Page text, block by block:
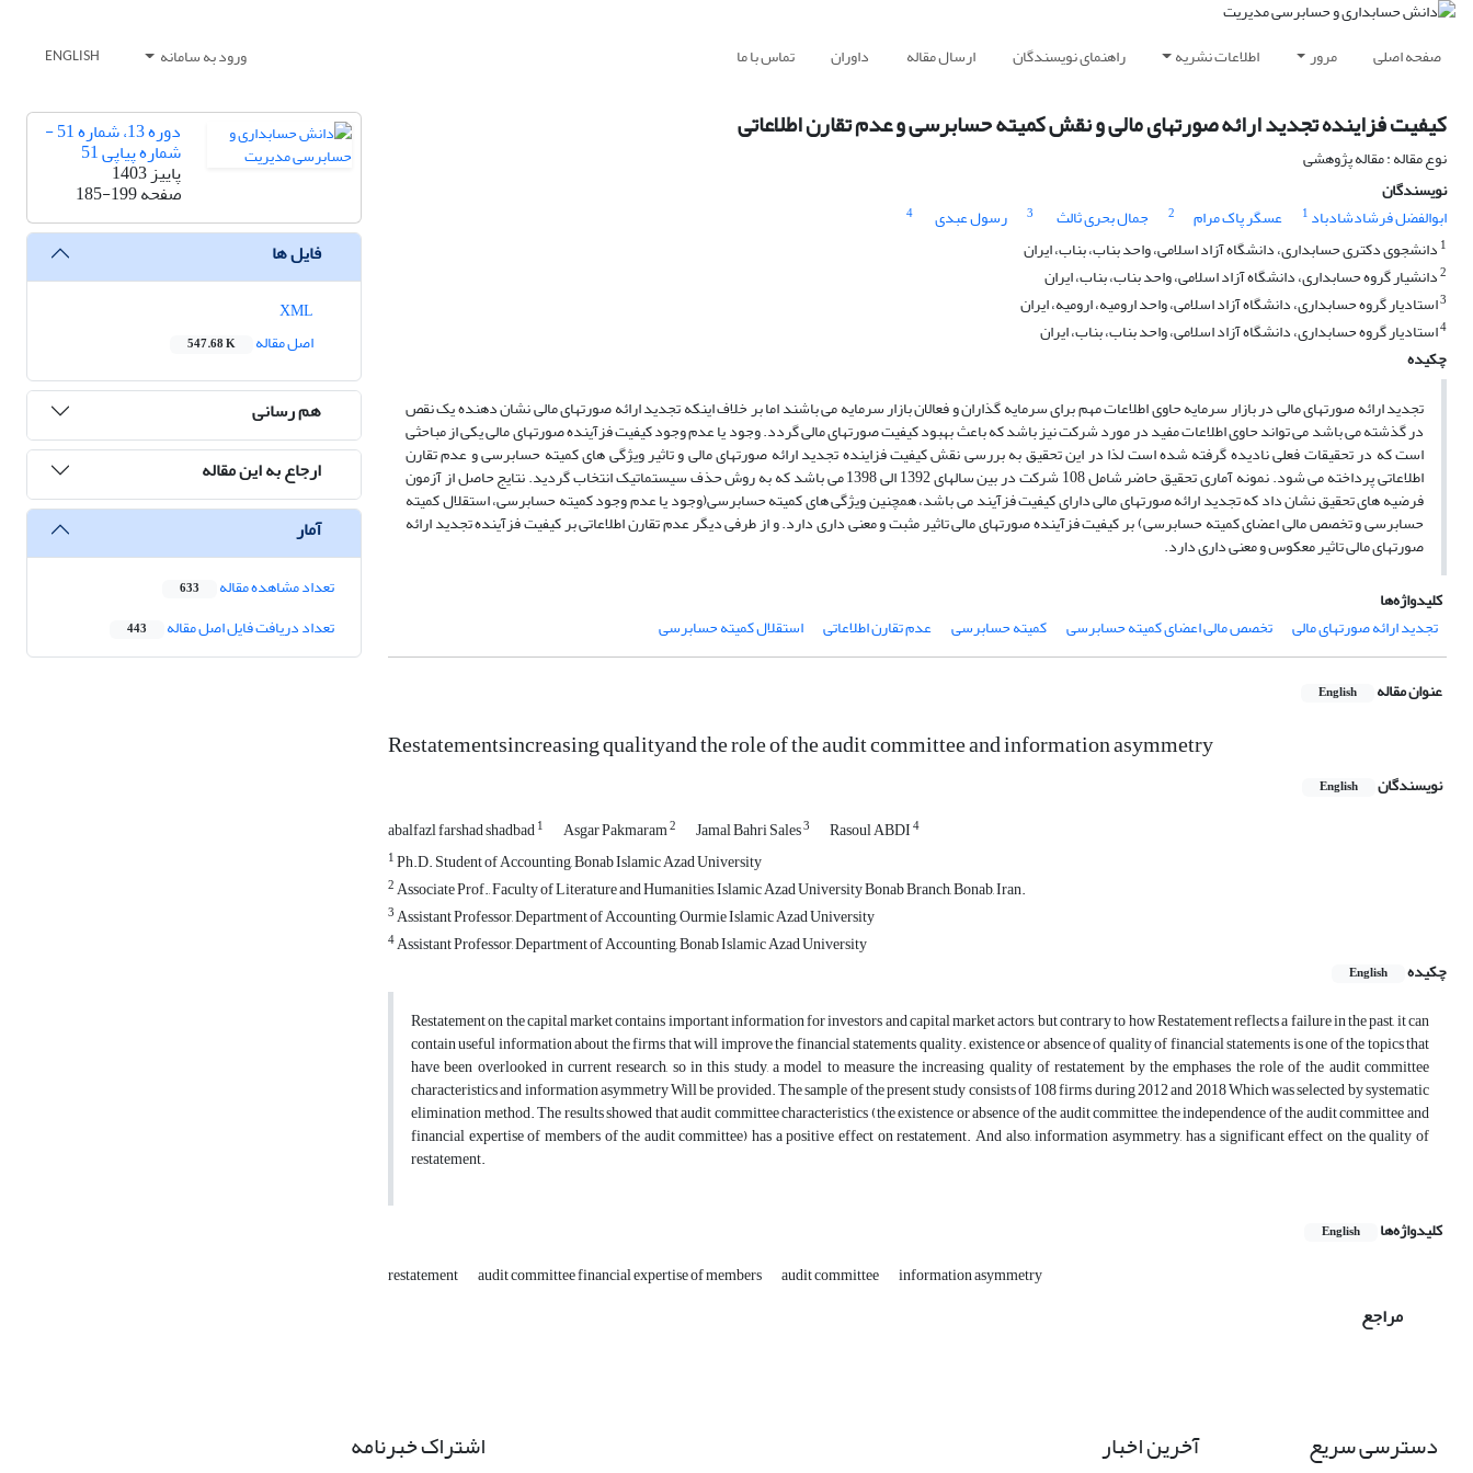
صفحه اصلی مرور اطلاعات نشریه راهنمای نویسندگان ارسال مقاله داوران تماس با ما ورود به سامانه ENGLISH
کیفیت فزاینده تجدید ارائه صورتهای مالی و نقش کمیته حسابرسی و عدم تقارن اطلاعاتی
نوع مقاله : مقاله پژوهشی
نویسندگان
ابوالفضل فرشادشادباد 1 عسگر پاک مرام 2 جمال بحری ثالث 3 رسول عبدی
4
1 دانشجوی دکتری حسابداری، دانشگاه آزاد اسلامی، واحد بناب، بناب، ایران
2دانشیار گروه حسابداری، دانشگاه آزاد اسلامی، واحد بناب، بناب، ایران
3استادیار گروه حسابداری، دانشگاه آزاد اسلامی، واحد ارومیه، ارومیه، ایران
4استادیار گروه حسابداری، دانشگاه آزاد اسلامی، واحد بناب، بناب، ایران
چکیده
تجدید ارائه صورتهای مالی در بازار سرمایه حاوی اطلاعات مهم برای سرمایه گذاران و فعالان بازار سرمایه می باشند اما بر خلاف اینکه تجدید ارائه صورتهای مالی نشان دهنده یک نقص
در گذشته می باشد می تواند حاوی اطلاعات مفید در مورد شرکت نیز باشد که باعث بهبود کیفیت صورتهای مالی گردد. وجود یا عدم وجود کیفیت فزآینده صورتهای مالی یکی از مباحثی
است که در تحقیقات فعلی نادیده گرفته شده است لذا در این تحقیق به بررسی نقش کیفیت فزاینده تجدید ارائه صورتهای مالی و تاثیر ویژگی های کمیته حسابرسی و عدم تقارن
اطلاعاتی پرداخته می شود. نمونه آماری تحقیق حاضر شامل 108 شرکت در بین سالهای 1392 الی 1398 می باشد که به روش حذف سیستماتیک انتخاب گردید. نتایج حاصل از آزمون
فرضیه های تحقیق نشان داد که تجدید ارائه صورتهای مالی دارای کیفیت فزآیند می باشد، همچنین ویژگی های کمیته حسابرسی(وجود یا عدم وجود کمیته حسابرسی، استقلال کمیته
حسابرسی و تخصص مالی اعضای کمیته حسابرسی) بر کیفیت فزآینده صورتهای مالی تاثیر مثبت و معنی داری دارد. و از طرفی دیگر عدم تقارن اطلاعاتی بر کیفیت فزآینده تجدید ارائه
صورتهای مالی تاثیر معکوس و معنی داری دارد.
کلیدواژه‌ها
تجدید ارائه صورتهای مالی
تخصص مالی اعضای کمیته حسابرسی کمیته حسابرسی عدم تقارن اطلاعاتی استقلال کمیته حسابرسی
عنوان مقاله English
Restatementsincreasing qualityand the role of the audit committee and information asymmetry
نویسندگان English
abalfazl farshad shadbad1 Asgar Pakmaram2 Jamal Bahri Sales3 Rasoul ABDI4
1Ph.D. Student of Accounting, Bonab Islamic Azad University
2Associate Prof., Faculty of Literature and Humanities, Islamic Azad University Bonab Branch, Bonab, Iran.
3Assistant Professor, Department of Accounting, Ourmie Islamic Azad University
4Assistant Professor, Department of Accounting, Bonab Islamic Azad University
چکیده
English
Restatement on the capital market contains important information for investors and capital market actors, but contrary to how Restatement reflects a failure in the past, it can
contain useful information about the firms that will improve the financial statements quality. existence or absence of quality of financial statements is one of the topics that
have been overlooked in current research, so in this study, a model to measure the increasing quality of restatement by the emphases the role of the audit committee
characteristics and information asymmetry Will be provided. The sample of the present study consists of 108 firms during 2012 and 2018 Which was selected by systematic
elimination method. The results showed that audit committee characteristics (the existence or absence of the audit committee, the independence of the audit committee and
financial expertise of members of the audit committee) has a positive effect on restatement. And also, information asymmetry, has a significant effect on the quality of
restatement.
کلیدواژه‌ها English
restatement audit committee financial expertise of members audit committee information asymmetry
مراجع
دوره 13، شماره 51 -
شماره پیاپی 51
پاییز 1403
صفحه185-199
فایل ها
اصل مقاله
547.68 K
هم رسانی
ارجاع به این مقاله
آمار
تعداد مشاهده مقاله 633
تعداد دریافت فایل اصل مقاله 443
دسترسی سریع آخرین اخبار اشتراک خبرنامه